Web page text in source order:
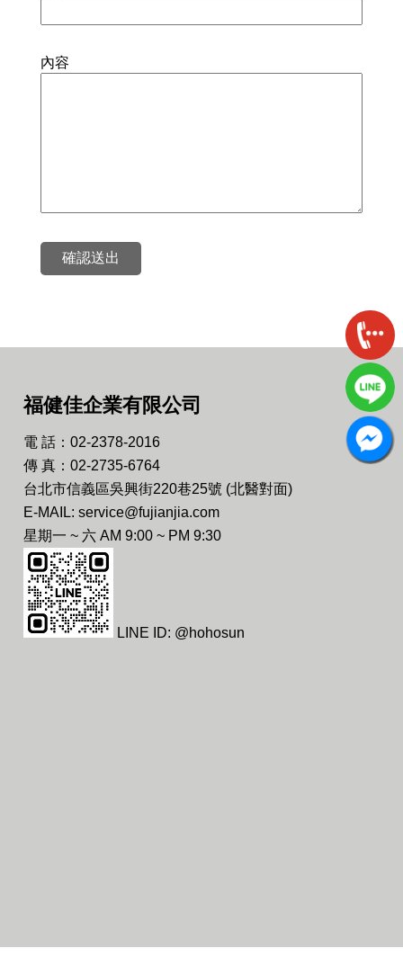
內容
確認送出
福健佳企業有限公司
電 話：02-2378-2016
傳 真：02-2735-6764
台北市信義區吳興街220巷25號 (北醫對面)
E-MAIL: service@fujianjia.com
星期一 ~ 六 AM 9:00 ~ PM 9:30
LINE ID: @hohosun